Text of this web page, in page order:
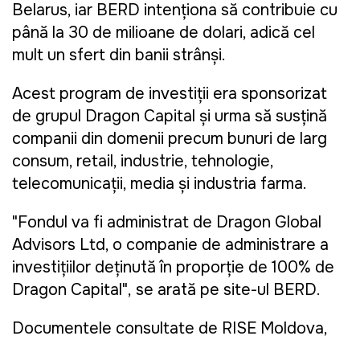
Belarus, iar BERD intenționa să contribuie cu
până la 30 de milioane de dolari, adică cel
mult un sfert din banii strânși.
Acest program de investiții era sponsorizat
de grupul Dragon Capital și urma să susțină
companii din domenii precum bunuri de larg
consum, retail, industrie, tehnologie,
telecomunicații, media și industria farma.
"Fondul va fi administrat de Dragon Global
Advisors Ltd, o companie de administrare a
investițiilor deținută în proporție de 100% de
Dragon Capital", se arată pe site-ul BERD.
Documentele consultate de RISE Moldova,